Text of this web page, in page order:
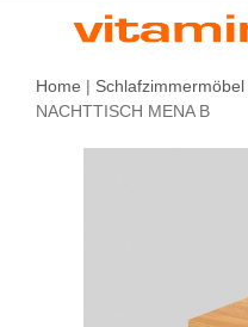
Home | Schlafzimmermöbel
NACHTTISCH MENA B